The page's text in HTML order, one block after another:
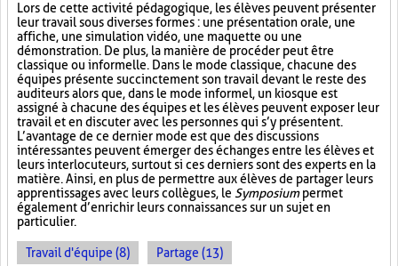
Lors de cette activité pédagogique, les élèves peuvent présenter
leur travail sous diverses formes : une présentation orale, une
affiche, une simulation vidéo, une maquette ou une
démonstration. De plus, la manière de procéder peut être
classique ou informelle. Dans le mode classique, chacune des
équipes présente succinctement son travail devant le reste des
auditeurs alors que, dans le mode informel, un kiosque est
assigné à chacune des équipes et les élèves peuvent exposer leur
travail et en discuter avec les personnes qui s’y présentent.
L’avantage de ce dernier mode est que des discussions
intéressantes peuvent émerger des échanges entre les élèves et
leurs interlocuteurs, surtout si ces derniers sont des experts en la
matière. Ainsi, en plus de permettre aux élèves de partager leurs
apprentissages avec leurs collègues, le Symposiumpermet
également d’enrichir leurs connaissances sur un sujet en
particulier.
Travail d'équipe (8) Partage (13)